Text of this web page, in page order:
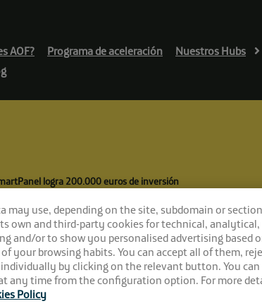
AOF? Programa de aceleración Nuestros Hubs
logra 200.000 euros de inversión
del
de
may use, depending on the site, subdomain or
own and third-party cookies for technical,
and/or to show you personalised advertising based
your browsing habits. You can accept all of them,
by clicking on the relevant button. You
any time from the configuration option. For more
Policy